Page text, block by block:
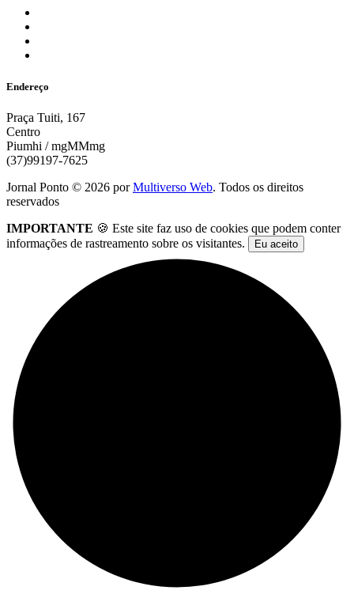
Endereço
Praça Tuiti, 167
Centro
Piumhi / mgMMmg
(37)99197-7625
Jornal Ponto © 2026 porMultiverso Web. Todos os direitos
reservados
IMPORTANTE 🍪 Este site faz uso de cookies que podem conter
informações de rastreamento sobre os visitantes.
Eu aceito